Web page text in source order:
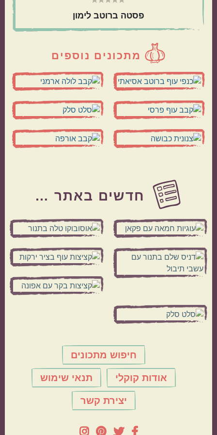
פסטה ברוטב לימון
מתכונים נוספים
Before
Footer
חדשים באתר …
חיפוש מתכונים
אודות קוקלי תנאי שימוש
יצירת קשר